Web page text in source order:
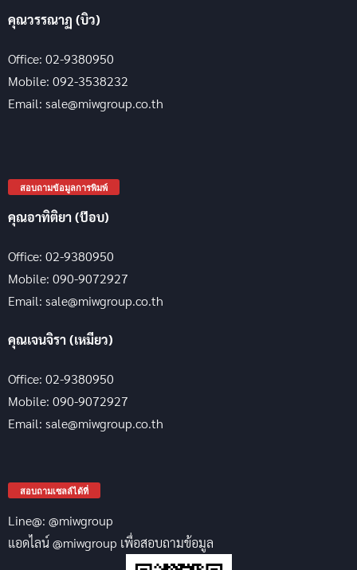
คุณวรรณาฏ (บิว)
Office: 02-9380950
Mobile: 092-3538232
Email: sale@miwgroup.co.th
สอบถามข้อมูลการพิมพ์
คุณอาทิติยา (ป๊อบ)
Office: 02-9380950
Mobile: 090-9072927
Email: sale@miwgroup.co.th
คุณเจนจิรา (เหมียว)
Office: 02-9380950
Mobile: 090-9072927
Email: sale@miwgroup.co.th
สอบถามเซลล์ได้ที่
Line@: @miwgroup
แอดไลน์ @miwgroup เพื่อสอบถามข้อมูล